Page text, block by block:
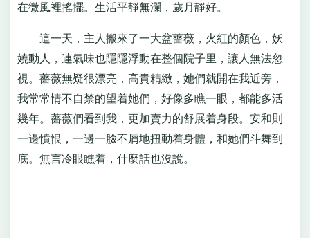
在微風裡搖擺。生活平靜無瀾，歲月靜好。
這一天，主人搬來了一大盆薔薇，火紅的顏色，妖
嬈動人，連氣味也隱隱浮動在整個院子里，讓人無法忽
視。薔薇無疑很漂亮，高貴精緻，她們就開在我近旁，
我常常情不自禁的望着她們，好像多瞧一眼，都能多活
幾年。薔薇們看到我，更加賣力的舒展着身段。安和則
一邊憤恨，一邊一臉不屑地扭動着身體，和她們斗舞到
底。無言冷眼瞧着，什麼話也沒說。